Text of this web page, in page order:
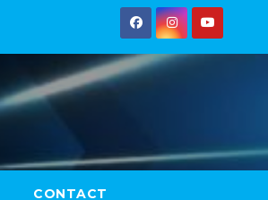
CONTACT